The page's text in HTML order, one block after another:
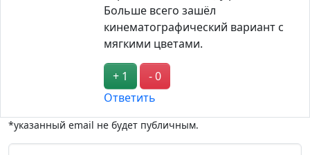
Больше всего зашёл
кинематографический вариант с
мягкими цветами.
+ 1
- 0
Ответить
*указанный email не будет публичным.